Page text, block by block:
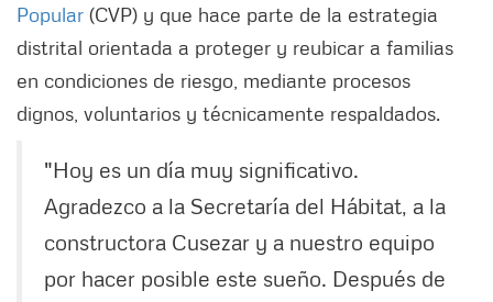
Popular (CVP) y que hace parte de la estrategia
distrital orientada a proteger y reubicar a familias
en condiciones de riesgo, mediante procesos
dignos, voluntarios y técnicamente respaldados.
"Hoy es un día muy significativo.
Agradezco a la Secretaría del Hábitat, a la
constructora Cusezar y a nuestro equipo
por hacer posible este sueño. Después de